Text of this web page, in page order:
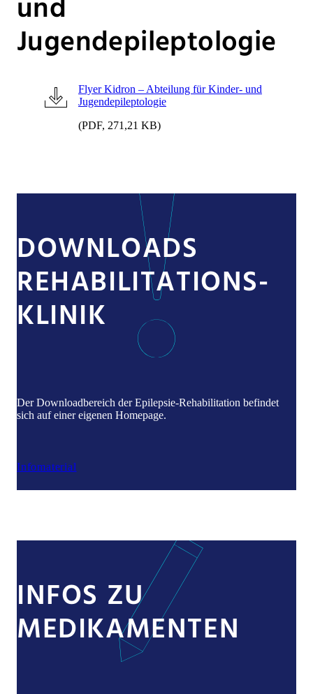
und
Jugendepileptologie
Flyer Kidron – Abteilung für Kinder- und
Jugendepileptologie
(PDF, 271,21 KB)
DOWNLOADS
REHABILITATIONS-
KLINIK
Der Downloadbereich der Epilepsie-Rehabilitation befindet
sich auf einer eigenen Homepage.
Infomaterial
INFOS ZU
MEDIKAMENTEN